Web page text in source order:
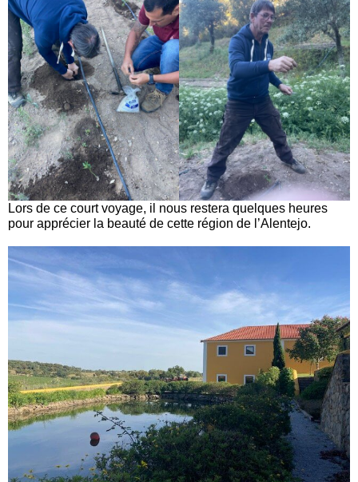
Lors de ce court voyage, il nous restera quelques heures
pour apprécier la beauté de cette région de l’Alentejo.